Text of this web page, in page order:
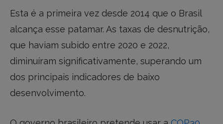
Esta é a primeira vez desde 2014 que o Brasil
alcança esse patamar. As taxas de desnutrição,
que haviam subido entre 2020 e 2022,
diminuíram significativamente, superando um
dos principais indicadores de baixo
desenvolvimento.